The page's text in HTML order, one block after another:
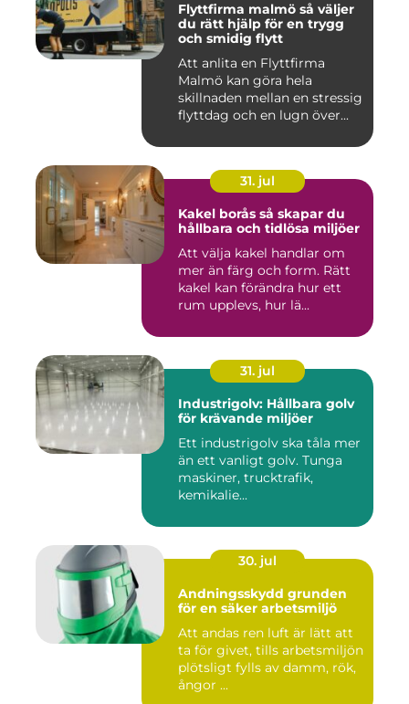
Flyttfirma malmö så väljer
du rätt hjälp för en trygg
och smidig flytt
Att anlita en Flyttfirma
Malmö kan göra hela
skillnaden mellan en stressig
flyttdag och en lugn över...
31. jul
Kakel borås så skapar du
hållbara och tidlösa miljöer
Att välja kakel handlar om
mer än färg och form. Rätt
kakel kan förändra hur ett
rum upplevs, hur lä...
31. jul
Industrigolv: Hållbara golv
för krävande miljöer
Ett industrigolv ska tåla mer
än ett vanligt golv. Tunga
maskiner, trucktrafik,
kemikalie...
30. jul
Andningsskydd grunden
för en säker arbetsmiljö
Att andas ren luft är lätt att
ta för givet, tills arbetsmiljön
plötsligt fylls av damm, rök,
ångor ...